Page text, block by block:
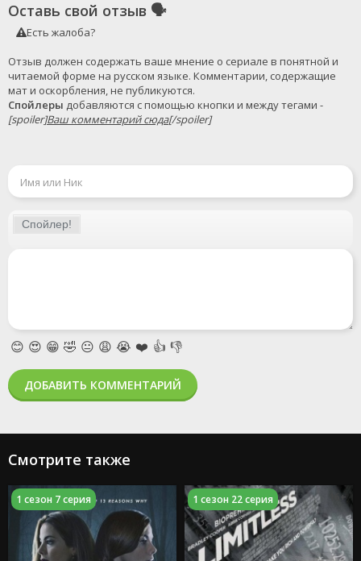
Оставь свой отзыв 🗣
Есть жалоба?
Отзыв должен содержать ваше мнение о сериале в понятной и
читаемой форме на русском языке. Комментарии, содержащие
Спойлеры добавляются с помощью кнопки и между тегами -
[spoiler]Ваш комментарий сюда[/spoiler]
😊 😍 😁 🤣 😐 😩 😭 ❤️ 👍 👎
ДОБАВИТЬ КОММЕНТАРИЙ
Смотрите также
1 сезон 7 серия 1 сезон 22 серия 16+